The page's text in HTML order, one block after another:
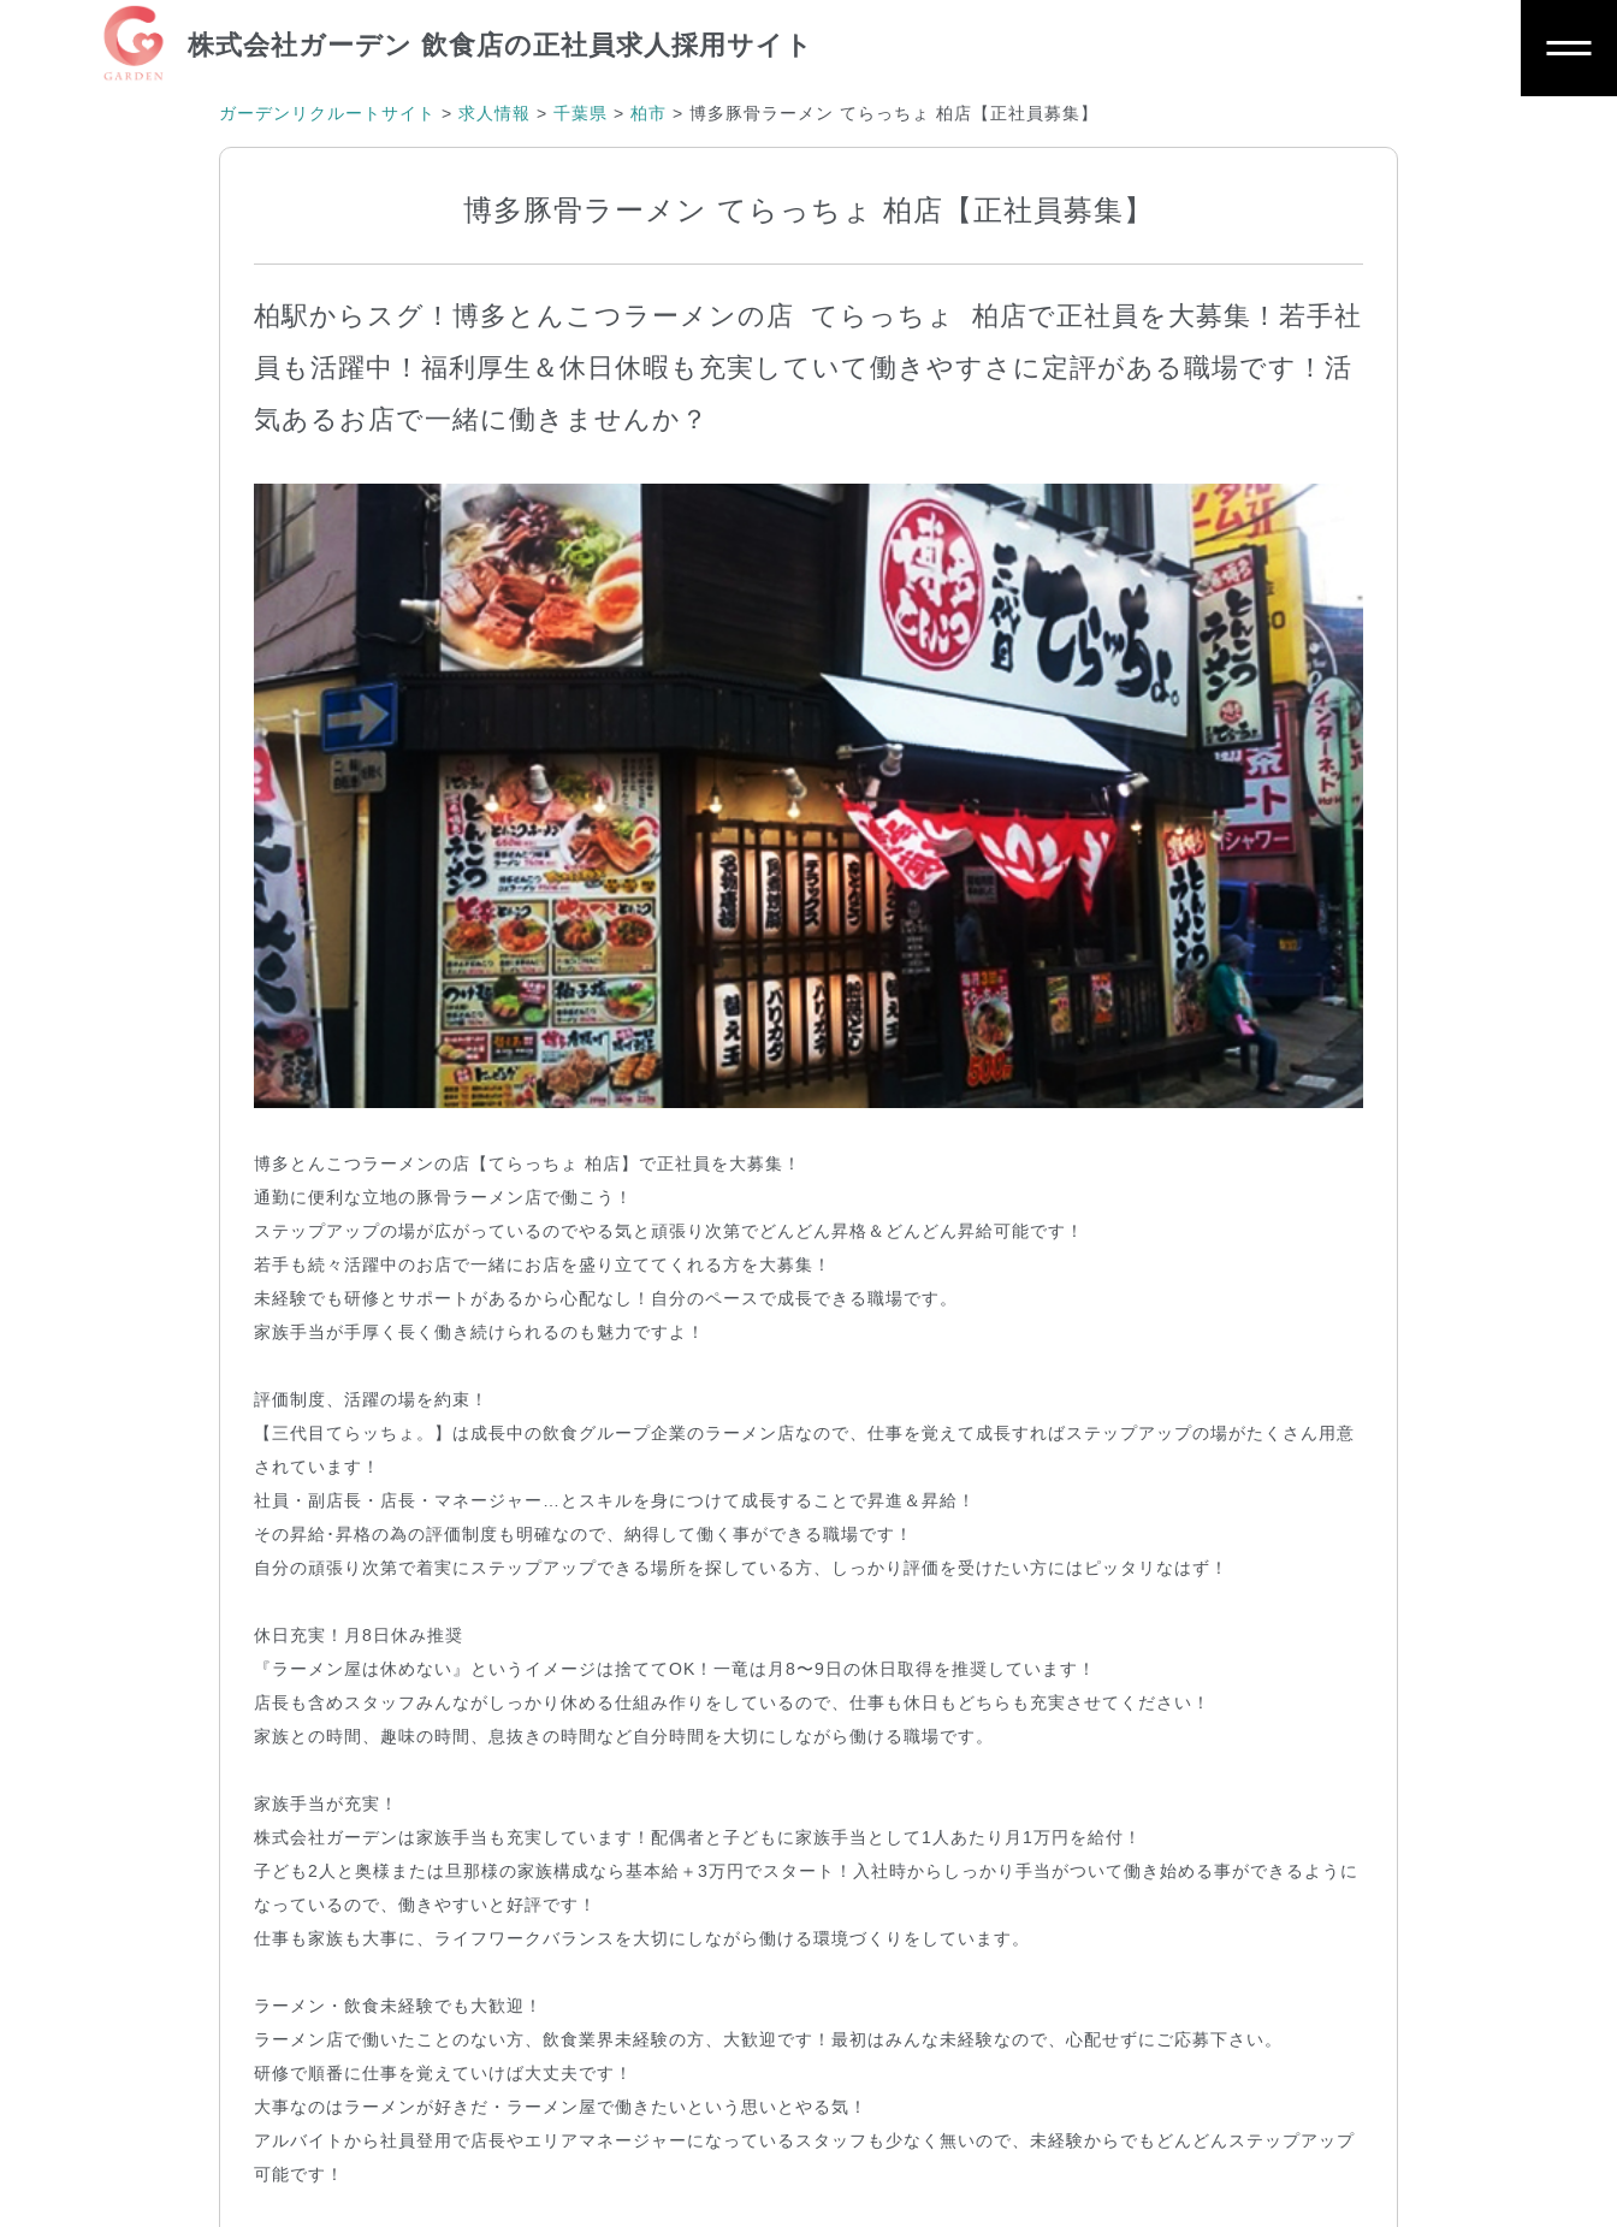
株式会社ガーデン飲食店の正社員求人採用サイト
ガーデンリクルートサイト > 求人情報 > 千葉県 > 柏市 > 博多豚骨ラーメン てらっちょ 柏店【正社員募集】
博多豚骨ラーメン てらっちょ 柏店【正社員募集】
柏駅からスグ！博多とんこつラーメンの店 てらっちょ 柏店で正社員を大募集！若手社
員も活躍中！福利厚生＆休日休暇も充実していて働きやすさに定評がある職場です！活
気あるお店で一緒に働きませんか？
博多とんこつラーメンの店【てらっちょ 柏店】で正社員を大募集！
通勤に便利な立地の豚骨ラーメン店で働こう！
ステップアップの場が広がっているのでやる気と頑張り次第でどんどん昇格＆どんどん昇給可能です！
若手も続々活躍中のお店で一緒にお店を盛り立ててくれる方を大募集！
未経験でも研修とサポートがあるから心配なし！自分のペースで成長できる職場です。
家族手当が手厚く長く働き続けられるのも魅力ですよ！
評価制度、活躍の場を約束！
【三代目てらッちょ。】は成長中の飲食グループ企業のラーメン店なので、仕事を覚えて成長すればステップアップの場がたくさん用意
されています！
社員・副店長・店長・マネージャー…とスキルを身につけて成長することで昇進＆昇給！
その昇給･昇格の為の評価制度も明確なので、納得して働く事ができる職場です！
自分の頑張り次第で着実にステップアップできる場所を探している方、しっかり評価を受けたい方にはピッタリなはず！
休日充実！月8日休み推奨
『ラーメン屋は休めない』というイメージは捨ててOK！一竜は月8〜9日の休日取得を推奨しています！
店長も含めスタッフみんながしっかり休める仕組み作りをしているので、仕事も休日もどちらも充実させてください！
家族との時間、趣味の時間、息抜きの時間など自分時間を大切にしながら働ける職場です。
家族手当が充実！
株式会社ガーデンは家族手当も充実しています！配偶者と子どもに家族手当として1人あたり月1万円を給付！
子ども2人と奥様または旦那様の家族構成なら基本給＋3万円でスタート！入社時からしっかり手当がついて働き始める事ができるように
なっているので、働きやすいと好評です！
仕事も家族も大事に、ライフワークバランスを大切にしながら働ける環境づくりをしています。
ラーメン・飲食未経験でも大歓迎！
ラーメン店で働いたことのない方、飲食業界未経験の方、大歓迎です！最初はみんな未経験なので、心配せずにご応募下さい。
研修で順番に仕事を覚えていけば大丈夫です！
大事なのはラーメンが好きだ・ラーメン屋で働きたいという思いとやる気！
アルバイトから社員登用で店長やエリアマネージャーになっているスタッフも少なく無いので、未経験からでもどんどんステップアップ
可能です！